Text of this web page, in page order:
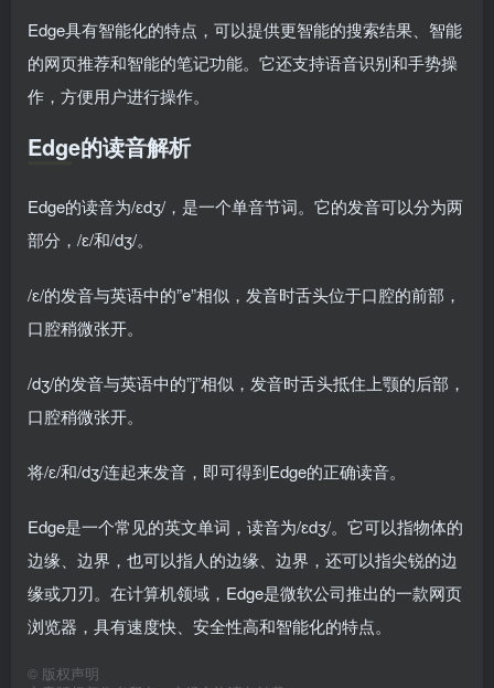
Edge具有智能化的特点，可以提供更智能的搜索结果、智能
的网页推荐和智能的笔记功能。它还支持语音识别和手势操
作，方便用户进行操作。
Edge的读音解析
Edge的读音为/ɛdʒ/，是一个单音节词。它的发音可以分为两
部分，/ɛ/和/dʒ/。
/ɛ/的发音与英语中的”e”相似，发音时舌头位于口腔的前部，
口腔稍微张开。
/dʒ/的发音与英语中的”j”相似，发音时舌头抵住上颚的后部，
口腔稍微张开。
将/ɛ/和/dʒ/连起来发音，即可得到Edge的正确读音。
Edge是一个常见的英文单词，读音为/ɛdʒ/。它可以指物体的
边缘、边界，也可以指人的边缘、边界，还可以指尖锐的边
缘或刀刃。在计算机领域，Edge是微软公司推出的一款网页
浏览器，具有速度快、安全性高和智能化的特点。
© 版权声明